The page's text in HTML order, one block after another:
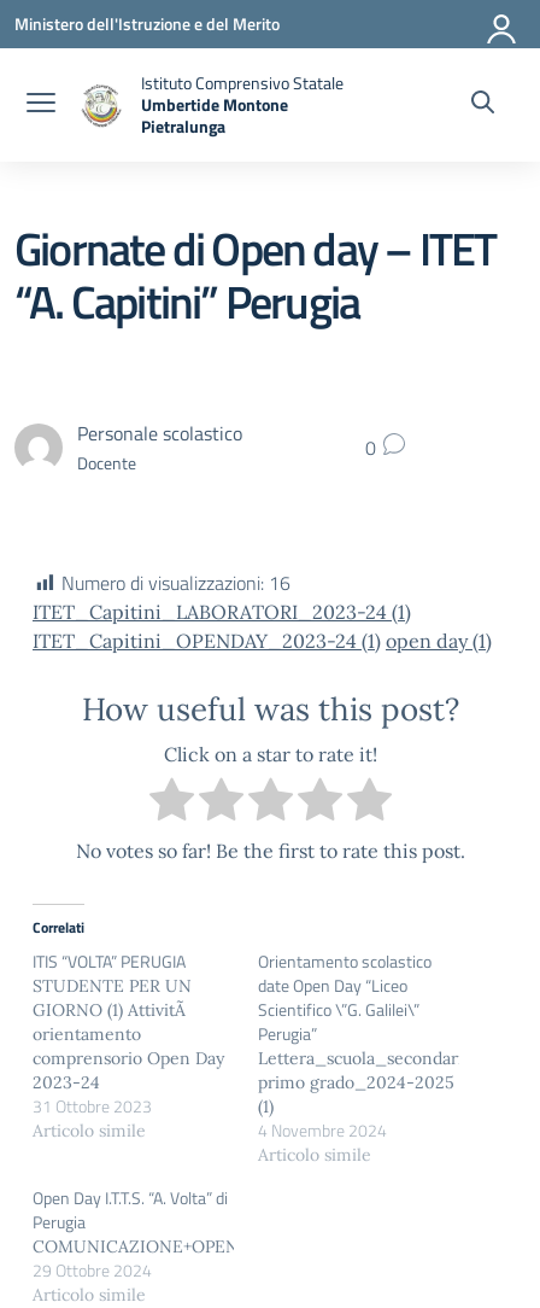
Vai ai contenuti
Vai al menu di navigazione
Vai al footer
Ministero dell'Istruzione e del Merito
Istituto Comprensivo Statale
Umbertide Montone
Pietralunga
Giornate di Open day – ITET
“A. Capitini” Perugia
Personale scolastico
Docente 0
Numero di visualizzazioni: 16
ITET_Capitini_LABORATORI_2023-24 (1)
ITET_Capitini_OPENDAY_2023-24 (1) open day (1)
How useful was this post?
Click on a star to rate it!
No votes so far! Be the first to rate this post.
Correlati
ITIS “VOLTA” PERUGIA
STUDENTE PER UN
GIORNO (1) AttivitÃ
orientamento
comprensorio Open Day
2023-24
31 Ottobre 2023
Articolo simile
Orientamento scolastico
date Open Day “Liceo
Scientifico \”G. Galilei\”
Perugia”
Lettera_scuola_secondaria
primo grado_2024-2025
(1)
4 Novembre 2024
Articolo simile
Open Day I.T.T.S. “A. Volta” di
Perugia
COMUNICAZIONE+OPEN+DAY
29 Ottobre 2024
Articolo simile